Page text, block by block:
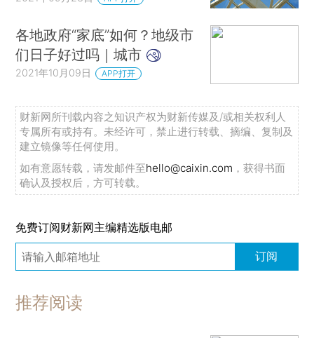
各地政府“家底”如何？地级市
们日子好过吗｜城市
2021年10月09日 APP打开
财新网所刊载内容之知识产权为财新传媒及/或相关权利人
专属所有或持有。未经许可，禁止进行转载、摘编、复制及
建立镜像等任何使用。
如有意愿转载，请发邮件至hello@caixin.com ，获得书面
确认及授权后，方可转载。
免费订阅财新网主编精选版电邮
订阅
推荐阅读